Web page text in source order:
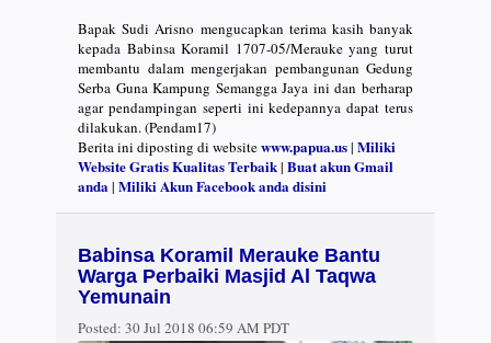
Bapak Sudi Arisno mengucapkan terima kasih banyak
kepada Babinsa Koramil 1707-05/Merauke yang turut
membantu dalam mengerjakan pembangunan Gedung
Serba Guna Kampung Semangga Jaya ini dan berharap
agar pendampingan seperti ini kedepannya dapat terus
dilakukan. (Pendam17)
Berita ini diposting di websitewww.papua.us| Miliki
Website Gratis Kualitas Terbaik| Buat akun Gmail
anda| Miliki Akun Facebook anda disini
Babinsa Koramil Merauke Bantu
Warga Perbaiki Masjid Al Taqwa
Yemunain
Posted: 30 Jul 2018 06:59 AM PDT